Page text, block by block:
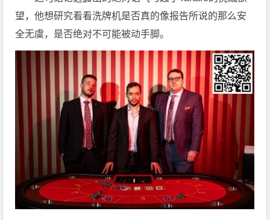
望，他想研究看看洗牌机是否真的像报告所说的那么安
全无虞，是否绝对不可能被动手脚。